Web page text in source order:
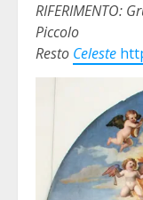
RIFERIMENTO:
Piccolo
Resto Celeste